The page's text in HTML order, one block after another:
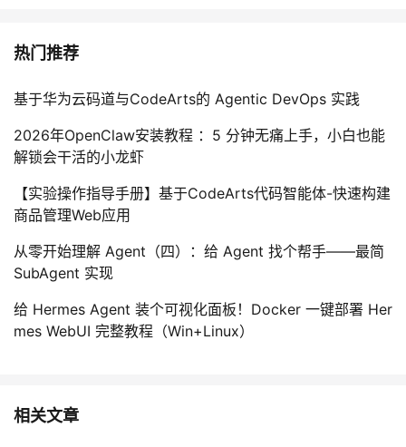
热门推荐
基于华为云码道与CodeArts的 Agentic DevOps 实践
2026年OpenClaw安装教程 ：5 分钟无痛上手，小白也能
解锁会干活的小龙虾
【实验操作指导手册】基于CodeArts代码智能体-快速构建
商品管理Web应用
从零开始理解 Agent（四）：给 Agent 找个帮手——最简
SubAgent 实现
给 Hermes Agent 装个可视化面板！Docker 一键部署 Her
mes WebUI 完整教程（Win+Linux）
相关文章